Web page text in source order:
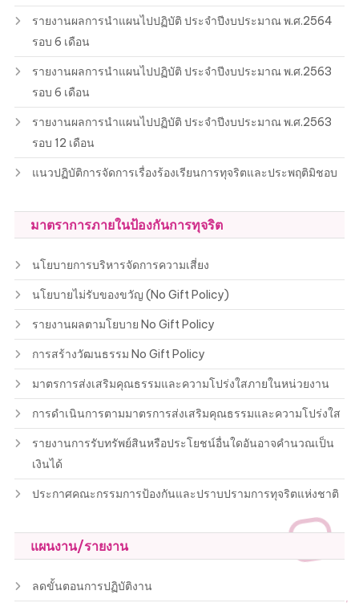
รายงานผลการนำแผนไปปฏิบัติ ประจำปีงบประมาณ พ.ศ.2564
รอบ 6 เดือน
รายงานผลการนำแผนไปปฏิบัติ ประจำปีงบประมาณ พ.ศ.2563
รอบ 6 เดือน
รายงานผลการนำแผนไปปฏิบัติ ประจำปีงบประมาณ พ.ศ.2563
รอบ 12 เดือน
แนวปฏิบัติการจัดการเรื่องร้องเรียนการทุจริตและประพฤติมิชอบ
มาตราการภายในป้องกันการทุจริต
นโยบายการบริหารจัดการความเสี่ยง
นโยบายไม่รับของขวัญ (No Gift Policy)
รายงานผลตามโยบาย No Gift Policy
การสร้างวัฒนธรรม No Gift Policy
มาตรการส่งเสริมคุณธรรมและความโปร่งใสภายในหน่วยงาน
การดำเนินการตามมาตรการส่งเสริมคุณธรรมและความโปร่งใส
รายงานการรับทรัพย์สินหรือประโยชน์อื่นใดอันอาจคำนวณเป็น
เงินได้
ประกาศคณะกรรมการป้องกันและปราบปรามการทุจริตแห่งชาติ
แผนงาน/รายงาน
ลดขั้นตอนการปฏิบัติงาน